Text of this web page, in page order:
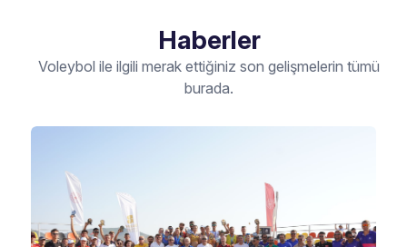
Haberler
Voleybol ile ilgili merak ettiğiniz son gelişmelerin tümü
burada.